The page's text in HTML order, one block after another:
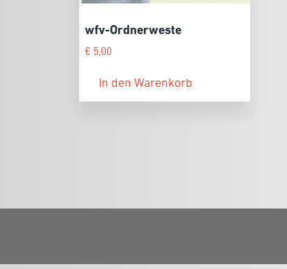
wfv-Ordnerweste
€ 5,00
In den Warenkorb